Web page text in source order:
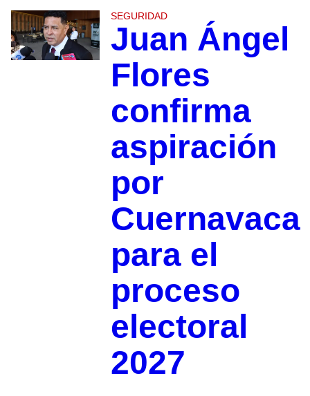
SEGURIDAD
Juan Ángel
Flores
confirma
aspiración
por
Cuernavaca
para el
proceso
electoral
2027